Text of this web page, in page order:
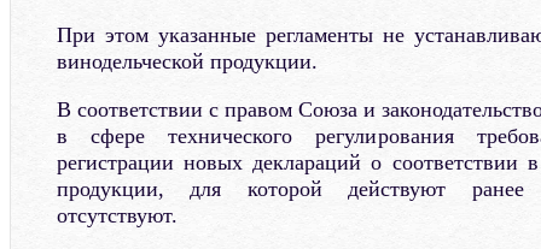
При этом указанные регламенты не
винодельческой продукции.
В соответствии с правом Союза и
в сфере технического регулирования
регистрации новых деклараций о соответствии
продукции, для которой действуют ранее
отсутствуют.